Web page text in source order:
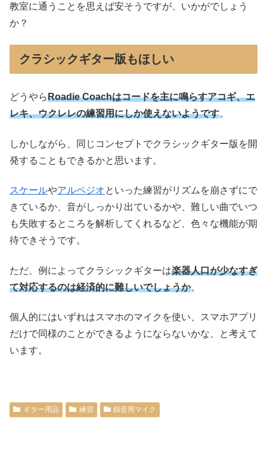
教室に通うことを思えば安そうですが、いかがでしょう
か？
クラシックギター版もほしい
どうやらRoadie Coachはコードを主に鳴らすアコギ、エ
レキ、ウクレレの練習用にしか使えないようです。
しかしながら、同じコンセプトでクラシックギター版を開
発することもできるかと思います。
スケールやアルペジオといった練習がリズムを崩さずにで
きているか、音がしっかり出ているかや、難しい曲でいつ
も失敗するところを解析してくれるなど、色々な機能が期
待できそうです。
ただ、例によってクラシックギターは楽器人口が少なすぎ
て対応するのは経済的に難しいでしょうか。
個人的にはいずれはスマホのマイクを使い、スマホアプリ
だけで同様のことができるようにならないかな、と考えて
います。
ギター用品 練習 録音用マイク